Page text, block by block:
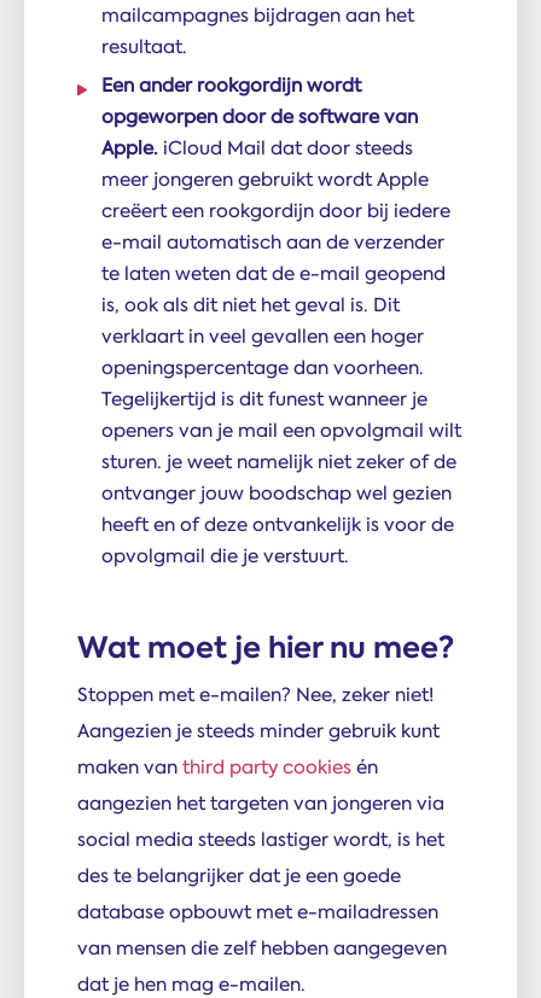
mailcampagnes bijdragen aan het
resultaat.
Een ander rookgordijn wordt
opgeworpen door de software van
Apple. iCloud Mail dat door steeds
meer jongeren gebruikt wordt Apple
creëert een rookgordijn door bij iedere
e-mail automatisch aan de verzender
te laten weten dat de e-mail geopend
is, ook als dit niet het geval is. Dit
verklaart in veel gevallen een hoger
openingspercentage dan voorheen.
Tegelijkertijd is dit funest wanneer je
openers van je mail een opvolgmail wilt
sturen. je weet namelijk niet zeker of de
ontvanger jouw boodschap wel gezien
heeft en of deze ontvankelijk is voor de
opvolgmail die je verstuurt.
Wat moet je hier nu mee?
Stoppen met e-mailen? Nee, zeker niet!
Aangezien je steeds minder gebruik kunt
maken vanthird party cookiesén
aangezien het targeten van jongeren via
social media steeds lastiger wordt, is het
des te belangrijker dat je een goede
database opbouwt met e-mailadressen
van mensen die zelf hebben aangegeven
dat je hen mag e-mailen.